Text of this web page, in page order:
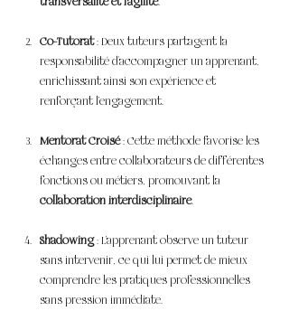
transversalité et l’agilité.
Co-Tutorat : Deux tuteurs partagent la
responsabilité d'accompagner un apprenant,
enrichissant ainsi son expérience et
renforçant l’engagement.
Mentorat Croisé : Cette méthode favorise les
échanges entre collaborateurs de différentes
fonctions ou métiers, promouvant la
collaboration interdisciplinaire.
Shadowing : L’apprenant observe un tuteur
sans intervenir, ce qui lui permet de mieux
comprendre les pratiques professionnelles
sans pression immédiate.